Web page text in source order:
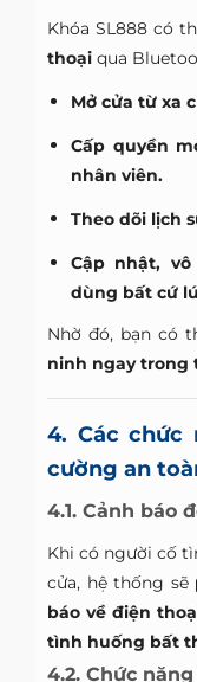
Khóa SL888 có
thoại qua
Mở cửa từ xa
Cấp quyền
nhân viên.
Theo dõi lịch
Cập nhật,
dùng bất cứ
Nhờ đó, bạn có
ninh ngay trong
4. Các chức
cường an
4.1. Cảnh báo
Khi có người cố
cửa, hệ thống sẽ
báo về điện
tình huống bất
4.2. Chức